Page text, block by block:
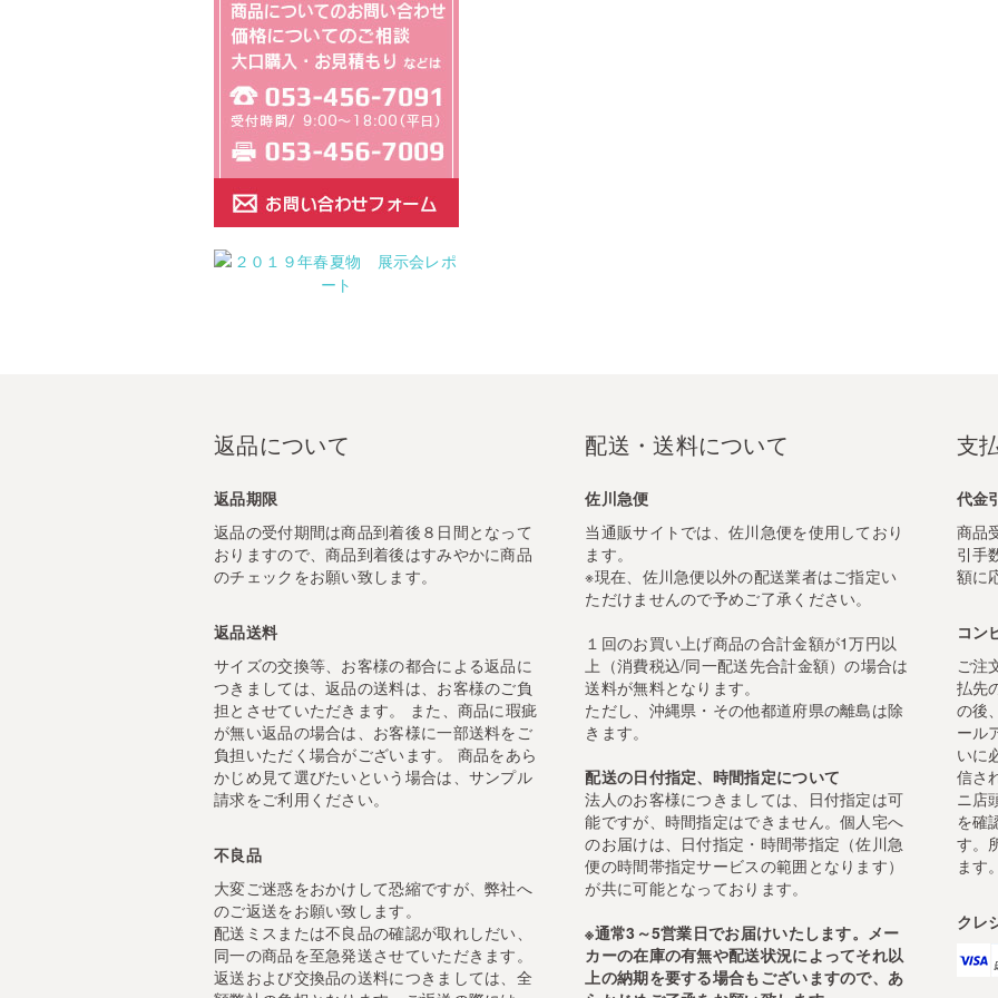
返品について
返品期限
返品の受付期間は商品到着後８日間となって
おりますので、商品到着後はすみやかに商品
のチェックをお願い致します。
返品送料
サイズの交換等、お客様の都合による返品に
つきましては、返品の送料は、お客様のご負
担とさせていただきます。 また、商品に瑕疵
が無い返品の場合は、お客様に一部送料をご
負担いただく場合がございます。 商品をあら
かじめ見て選びたいという場合は、サンプル
請求をご利用ください。
不良品
大変ご迷惑をおかけして恐縮ですが、弊社へ
のご返送をお願い致します。
配送ミスまたは不良品の確認が取れしだい、
同一の商品を至急発送させていただきます。
返送および交換品の送料につきましては、全
配送・送料について
佐川急便
当通販サイトでは、佐川急便を使用しており
ます。
※現在、佐川急便以外の配送業者はご指定い
ただけませんので予めご了承ください。
１回のお買い上げ商品の合計金額が1万円以
上（消費税込/同一配送先合計金額）の場合は
送料が無料となります。
ただし、沖縄県・その他都道府県の離島は除
きます。
配送の日付指定、時間指定について
法人のお客様につきましては、日付指定は可
能ですが、時間指定はできません。個人宅へ
のお届けは、日付指定・時間帯指定（佐川急
便の時間帯指定サービスの範囲となります）
が共に可能となっております。
※通常3～5営業日でお届けいたします。メー
カーの在庫の有無や配送状況によってそれ以
上の納期を要する場合もございますので、あ
支
代金
商品
引手
額に
コン
ご注
払先
の後
ール
いに
信さ
ニ店
を確
す。
ます。
クレ